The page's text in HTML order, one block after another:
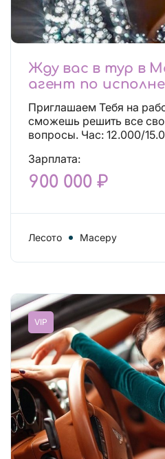
Жду вас в тур в
агент по
Приглашаем Тебя на
сможешь решить все
вопросы. Час: 12.000/
Зарплата:
900 000 ₽
Лесото Масеру
VIP